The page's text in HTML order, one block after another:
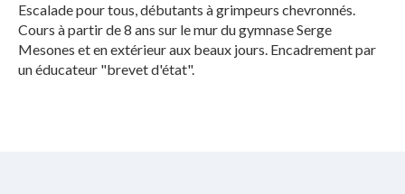
Escalade pour tous, débutants à grimpeurs chevronnés.
Cours à partir de 8 ans sur le mur du gymnase Serge
Mesones et en extérieur aux beaux jours. Encadrement par
un éducateur "brevet d'état".